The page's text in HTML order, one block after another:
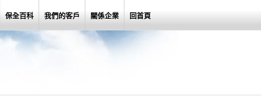
保全百科 我們的客戶 關係企業 回首頁